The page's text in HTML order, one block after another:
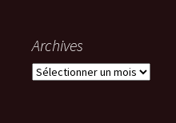
Archives
Archives